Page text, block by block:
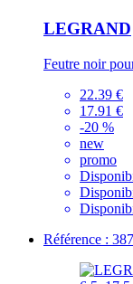
LEGRAND
Feutre noir
22.39 €
17.91 €
-20 %
new
promo
Référence :